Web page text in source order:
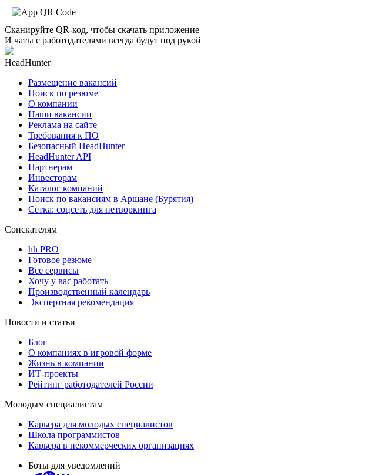
Сканируйте QR-код, чтобы скачать приложение
И чаты с работодателями всегда будут под рукой
HeadHunter
Размещение вакансий
Поиск по резюме
О компании
Наши вакансии
Реклама на сайте
Требования к ПО
Безопасный HeadHunter
HeadHunter API
Партнерам
Инвесторам
Каталог компаний
Поиск по вакансиям в Аршане (Бурятия)
Сетка: соцсеть для нетворкинга
Соискателям
hh PRO
Готовое резюме
Все сервисы
Хочу у вас работать
Производственный календарь
Экспертная рекомендация
Новости и статьи
Блог
О компаниях в игровой форме
Жизнь в компании
ИТ-проекты
Рейтинг работодателей России
Молодым специалистам
Карьера для молодых специалистов
Школа программистов
Карьера в некоммерческих организациях
Боты для уведомлений